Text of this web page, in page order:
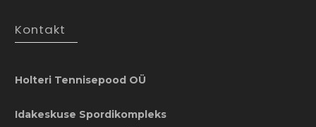
Kontakt
Holteri Tennisepood OÜ
Idakeskuse Spordikompleks